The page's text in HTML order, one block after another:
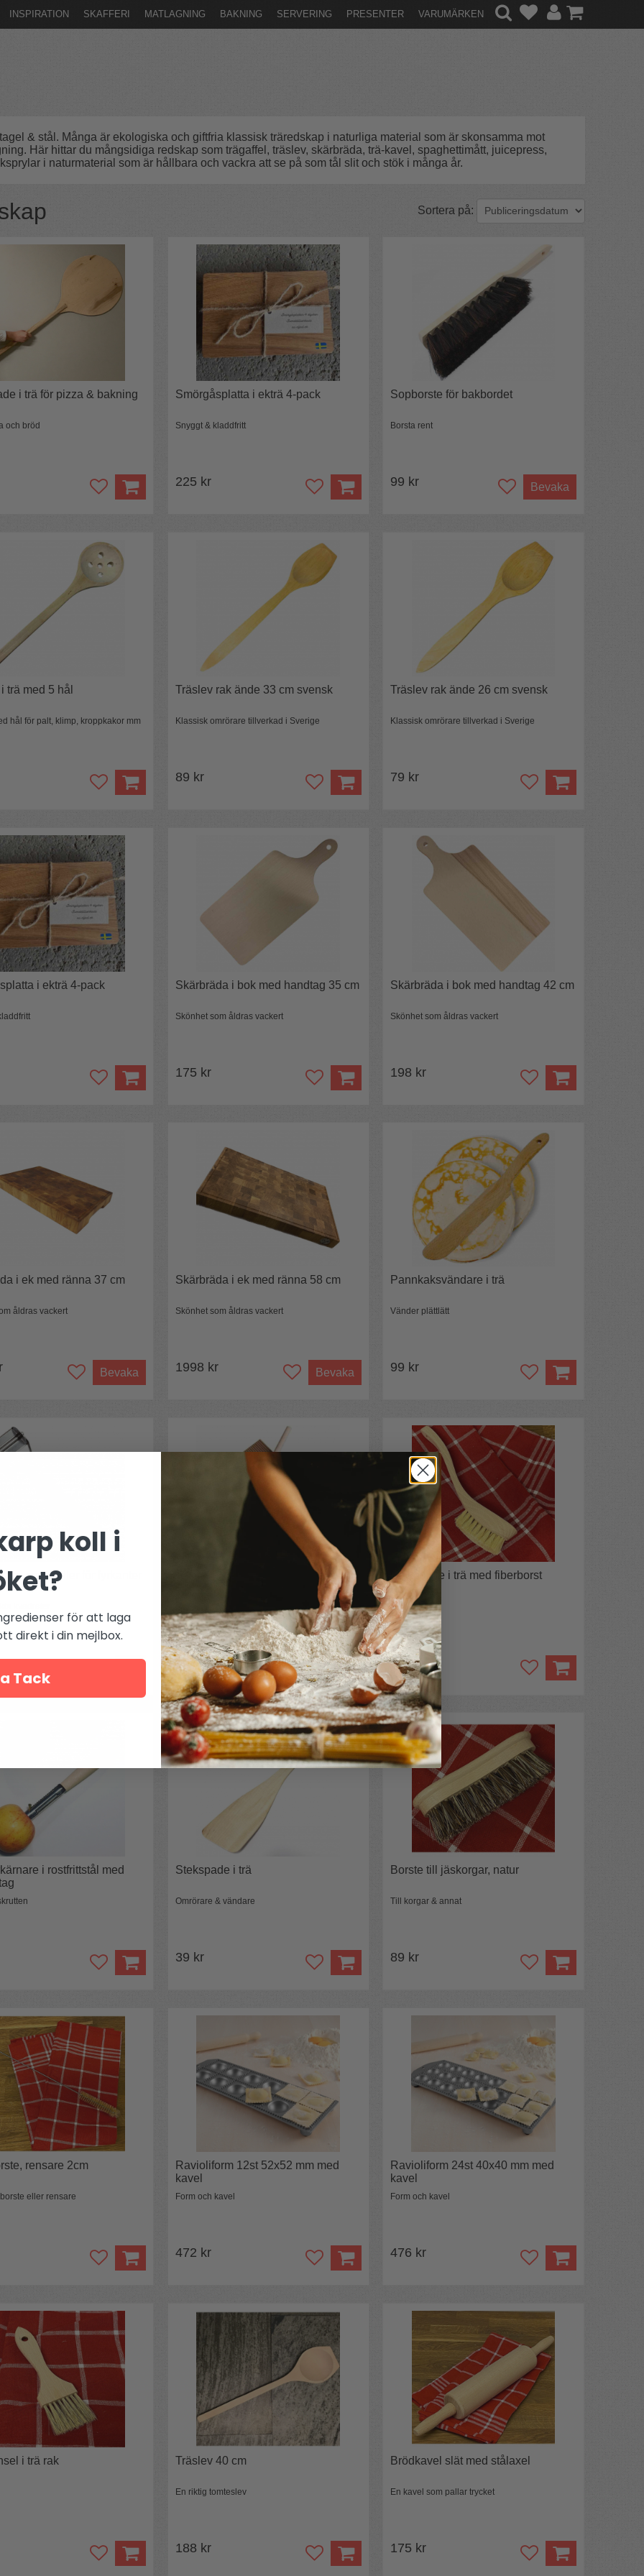
INSPIRATION SKAFFERI MATLAGNING BAKNING SERVERING PRESENTER VARUMÄRKEN
& stål. Många är ekologiska och giftfria klassisk träredskap i naturliga material som är skonsamma mot
Här hittar du mångsidiga redskap som trägaffel, träslev, skärbräda, trä-kavel, spaghettimått, juicepress,
i naturmaterial som är hållbara och vackra att se på som tål slit och stök i många år.
Sortera på:
i trä för pizza & bakning
och bröd
Smörgåsplatta i ekträ 4-pack
Snyggt & kladdfritt
225 kr
Sopborste för bakbordet
Borsta rent
99 kr Bevaka
trä med 5 hål
hål för palt, klimp, kroppkakor mm
Träslev rak ände 33 cm svensk
Klassisk omrörare tillverkad i Sverige
89 kr
Träslev rak ände 26 cm svensk
Klassisk omrörare tillverkad i Sverige
79 kr
i ekträ 4-pack Skärbräda i bok med handtag 35 cm
Skönhet som åldras vackert
175 kr
Skärbräda i bok med handtag 42 cm
Skönhet som åldras vackert
198 kr
i ek med ränna 37 cm
åldras vackert
Bevaka
Skärbräda i ek med ränna 58 cm
Skönhet som åldras vackert
1998 kr Bevaka
Pannkaksvändare i trä
Vänder plättlätt
99 kr
pastaroller för fyrkanter
Garganelli- & Gnocchibräda med
107 kr
Diskborste i trä med fiberborst
Reko disk
97 kr
i rostfrittstål med
Stekspade i trä
Omrörare & vändare
39 kr
Borste till jäskorgar, natur
Till korgar & annat
89 kr
rensare 2cm
eller rensare
Ravioliform 12st 52x52 mm med
kavel
Form och kavel
472 kr
Ravioliform 24st 40x40 mm med
kavel
Form och kavel
476 kr
i trä rak Träslev 40 cm
En riktig tomteslev
188 kr
Brödkavel slät med stålaxel
En kavel som pallar trycket
175 kr
koll i
för att laga
direkt i din mejlbox.
Tack